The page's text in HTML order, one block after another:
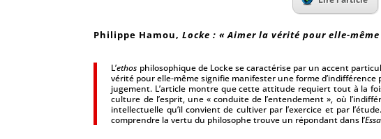
Philippe Hamou, Locke : « Aimer la vérité pour elle-même
L’ethos philosophique de Locke se caractérise par un accent
vérité pour elle-même signifie manifester une forme
jugement. L’article montre que cette attitude requiert tout à la
culture de l’esprit, une « conduite de l’entendement », où
intellectuelle qu’il convient de cultiver par l’exercice et par
comprendre la vertu du philosophe trouve un répondant dans l’